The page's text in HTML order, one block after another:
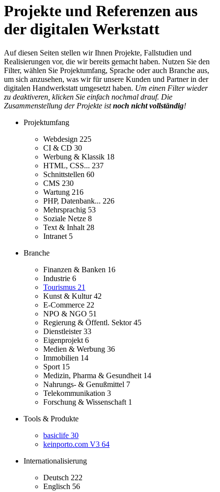
Projekte und Referenzen aus
der digitalen Werkstatt
Auf diesen Seiten stellen wir Ihnen Projekte, Fallstudien und
Realisierungen vor, die wir bereits gemacht haben. Nutzen Sie den
Filter, wählen Sie Projektumfang, Sprache oder auch Branche aus,
um sich anzusehen, was wir für unsere Kunden und Partner in der
digitalen Handwerkstatt umgesetzt haben. Um einen Filter wieder
zu deaktiveren, klicken Sie einfach nochmal drauf. Die
Zusammenstellung der Projekte istnoch nicht vollständig!
Projektumfang
Webdesign 225
CI & CD 30
Werbung & Klassik 18
HTML, CSS... 237
Schnittstellen 60
CMS 230
Wartung 216
PHP, Datenbank... 226
Mehrsprachig 53
Soziale Netze 8
Text & Inhalt 28
Intranet 5
Branche
Finanzen & Banken 16
Industrie 6
Tourismus 21
Kunst & Kultur42
E-Commerce 22
NPO & NGO 51
Regierung & Öffentl. Sektor45
Dienstleister33
Eigenprojekt 6
Medien & Werbung 36
Immobilien 14
Sport 15
Medizin, Pharma & Gesundheit 14
Nahrungs- & Genußmittel 7
Telekommunikation 3
Forschung & Wissenschaft 1
Tools & Produkte
basiclife 30
keinporto.com V3 64
Internationalisierung
Deutsch 222
Englisch 56